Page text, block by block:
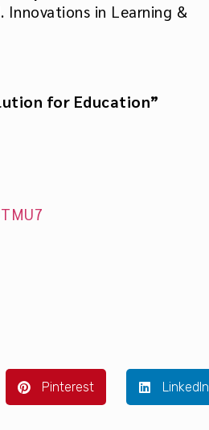
Innovations in Learning &
for Education”
Pinterest LinkedIn